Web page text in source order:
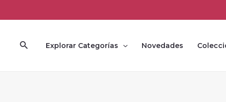
al
BuscarExplorar Categorías Novedades